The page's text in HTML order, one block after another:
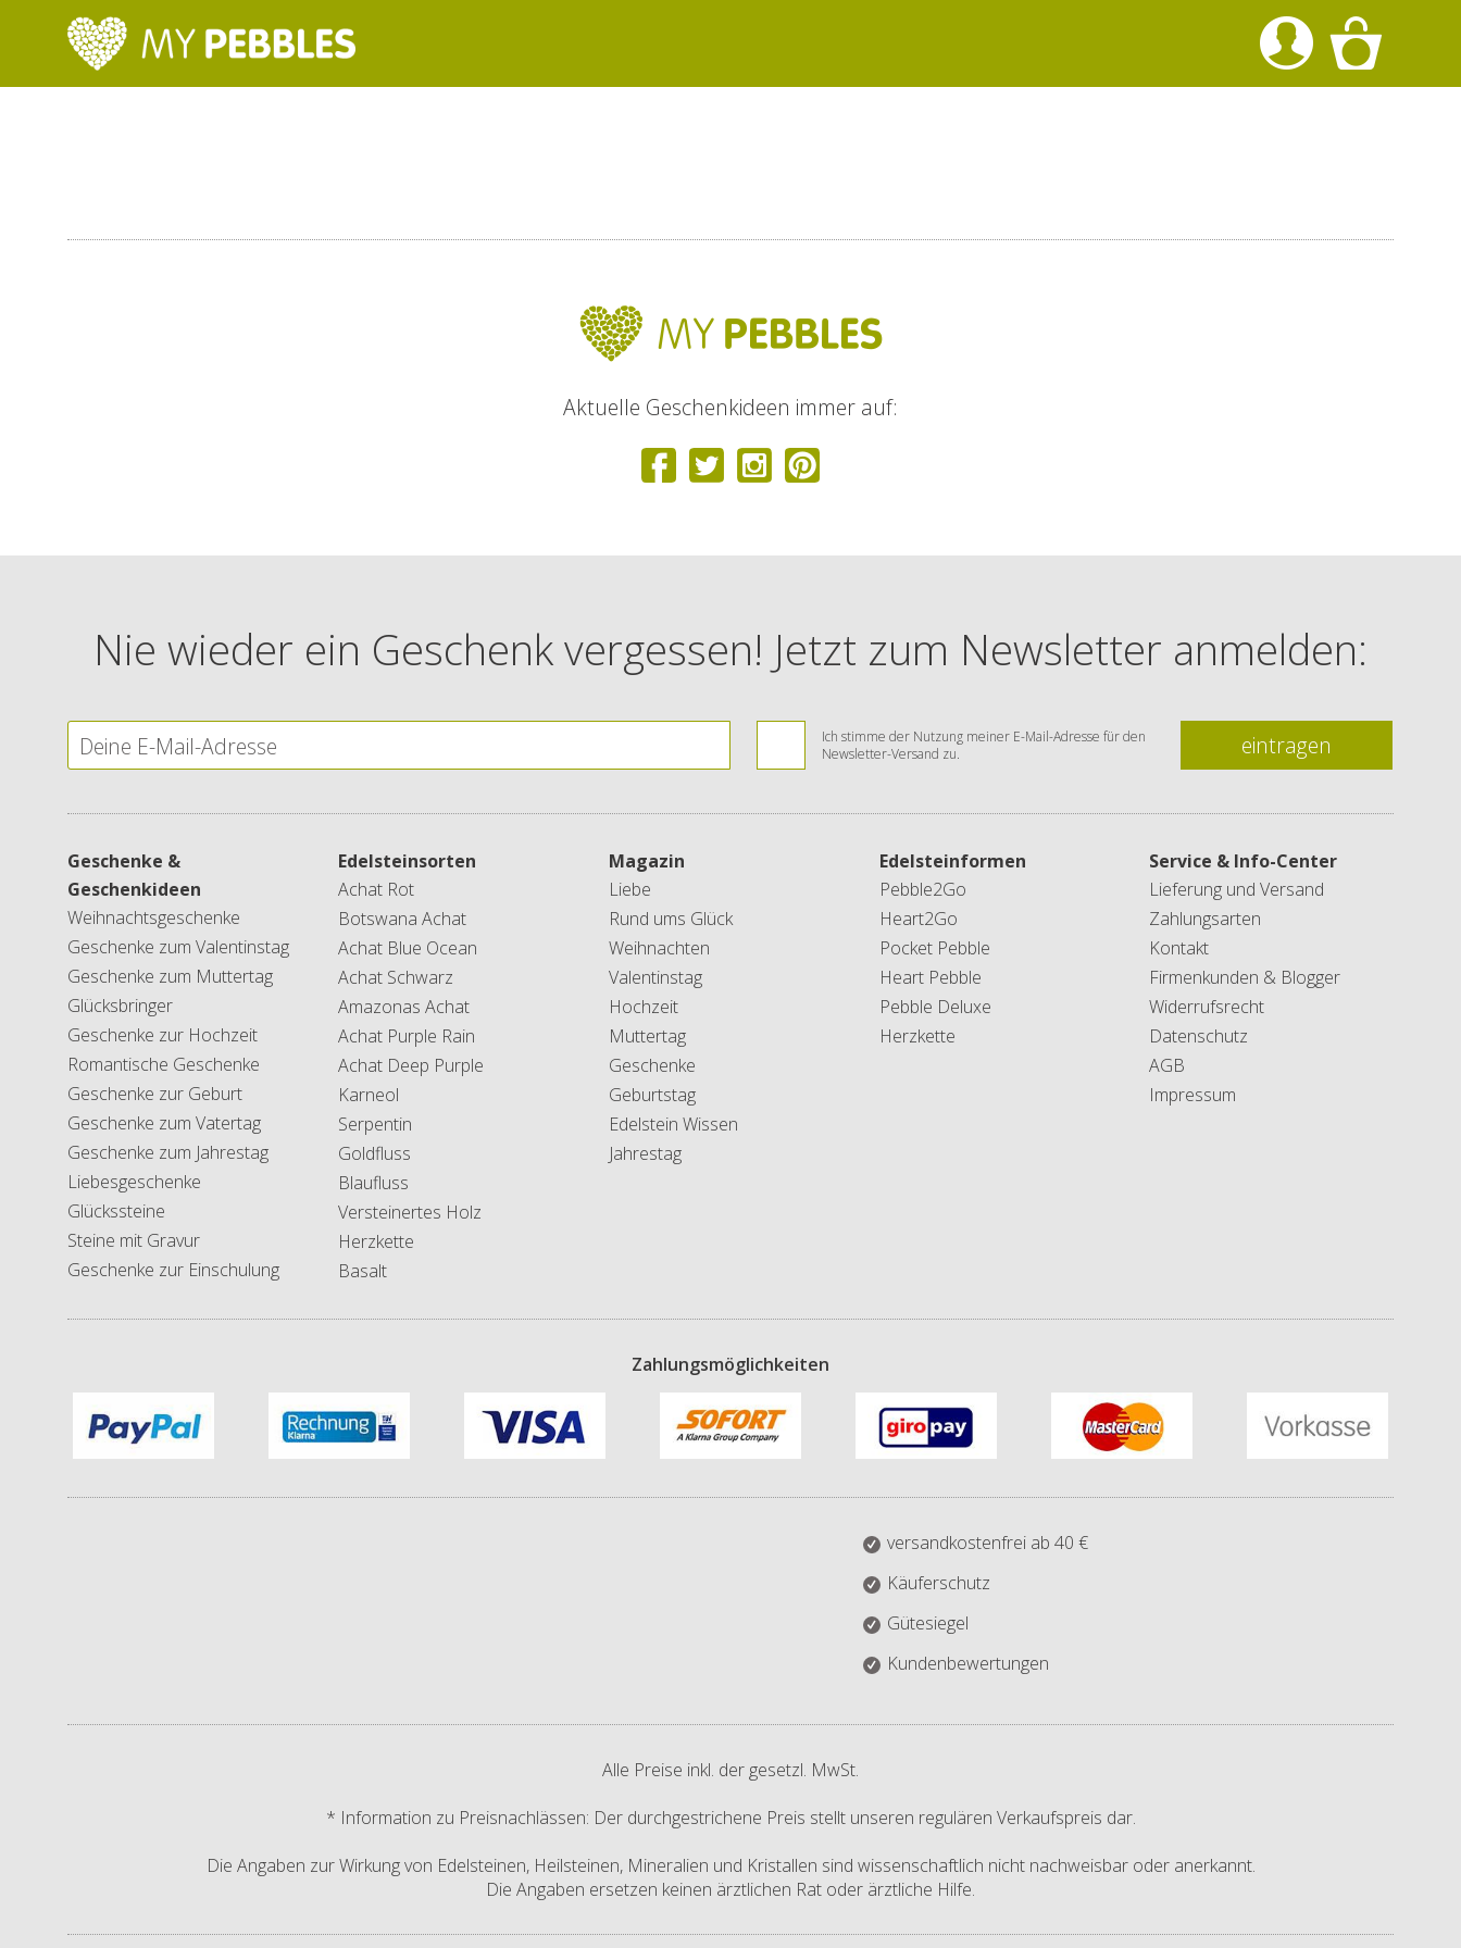
Aktuelle Geschenkideen immer auf:
Nie wieder ein Geschenk vergessen! Jetzt zum Newsletter anmelden:
Ich stimme der Nutzung meiner E-Mail-Adresse für den
Newsletter-Versand zu.
eintragen
Geschenke &
Geschenkideen
Weihnachtsgeschenke
Geschenke zum Valentinstag
Geschenke zum Muttertag
Glücksbringer
Geschenke zur Hochzeit
Romantische Geschenke
Geschenke zur Geburt
Geschenke zum Vatertag
Geschenke zum Jahrestag
Liebesgeschenke
Glückssteine
Steine mit Gravur
Geschenke zur Einschulung
Edelsteinsorten
Achat Rot
Botswana Achat
Achat Blue Ocean
Achat Schwarz
Amazonas Achat
Achat Purple Rain
Achat Deep Purple
Karneol
Serpentin
Goldfluss
Blaufluss
Versteinertes Holz
Herzkette
Basalt
Magazin
Liebe
Rund ums Glück
Weihnachten
Valentinstag
Hochzeit
Muttertag
Geschenke
Geburtstag
Edelstein Wissen
Jahrestag
Edelsteinformen
Pebble2Go
Heart2Go
Pocket Pebble
Heart Pebble
Pebble Deluxe
Herzkette
Service & Info-Center
Lieferung und Versand
Zahlungsarten
Kontakt
Firmenkunden & Blogger
Widerrufsrecht
Datenschutz
AGB
Impressum
Zahlungsmöglichkeiten
versandkostenfrei ab 40 €
Käuferschutz
Gütesiegel
Kundenbewertungen
Alle Preise inkl. der gesetzl. MwSt.
* Information zu Preisnachlässen: Der durchgestrichene Preis stellt unseren regulären Verkaufspreis dar.
Die Angaben zur Wirkung von Edelsteinen, Heilsteinen, Mineralien und Kristallen sind wissenschaftlich nicht nachweisbar oder anerkannt.
Die Angaben ersetzen keinen ärztlichen Rat oder ärztliche Hilfe.